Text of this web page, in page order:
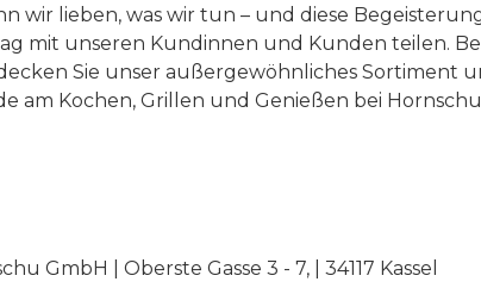
wir lieben, was wir tun – und diese
mit unseren Kundinnen und Kunden teilen.
Sie unser außergewöhnliches Sortiment
am Kochen, Grillen und Genießen bei
GmbH | Oberste Gasse 3 - 7, | 34117 Kassel